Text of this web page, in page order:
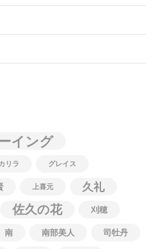
イング
リラ グレイス
上喜元
久礼
佐久の花 刈穂
南 南部美人 司牡丹